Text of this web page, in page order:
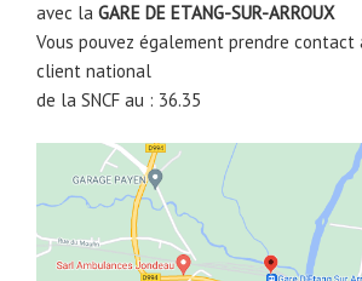
avec la GARE DE ETANG-SUR-ARROUX
Vous pouvez également prendre contact
client national
de la SNCF au : 36.35